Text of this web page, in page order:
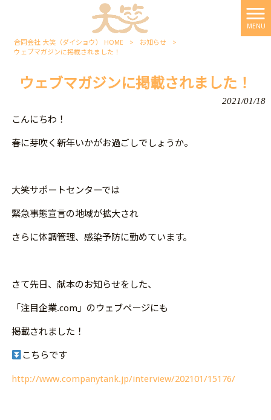
MENU
合同会社 大笑（ダイショウ） HOME > お知らせ
>
ウェブマガジンに掲載されました！
ウェブマガジンに掲載されました！
2021/01/18
こんにちわ！
春に芽吹く新年いかがお過ごしでしょうか。
大笑サポートセンターでは
緊急事態宣言の地域が拡大され
さらに体調管理、感染予防に勤めています。
さて先日、献本のお知らせをした、
「注目企業.com」のウェブページにも
掲載されました！
こちらです
http://www.companytank.jp/interview/202101/15176/